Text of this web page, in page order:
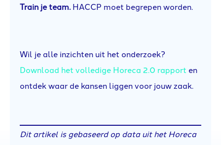
Train je team. HACCP moet begrepen worden.
Wil je alle inzichten uit het onderzoek?
Download het volledige Horeca 2.0 rapport en
ontdek waar de kansen liggen voor jouw zaak.
Dit artikel is gebaseerd op data uit het Horeca